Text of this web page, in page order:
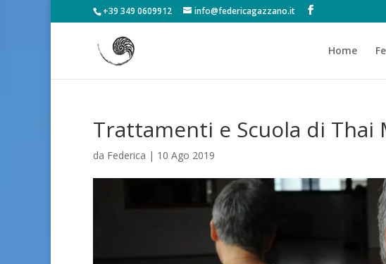
+39 349 0609912 info@federicagazzano.it
Home
Trattamenti e Scuola di Thai
da Federica | 10 Ago 2019